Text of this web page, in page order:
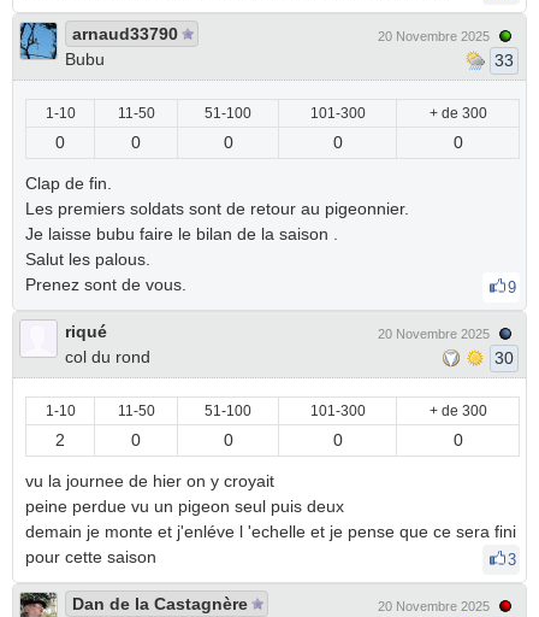
arnaud33790
Bubu
20 Novembre 2025
33
1-10 11-50 51-100 101-300 + de 300
0 0 0 0 0
Clap de fin.
Les premiers soldats sont de retour au pigeonnier.
Je laisse bubu faire le bilan de la saison .
Salut les palous.
Prenez sont de vous.
9
riqué
col du rond
20 Novembre 2025
30
1-10 11-50 51-100 101-300 + de 300
2 0 0 0 0
vu la journee de hier on y croyait
peine perdue vu un pigeon seul puis deux
demain je monte et j'enléve l 'echelle et je pense que ce sera fini
pour cette saison
3
Dan de la Castagnère
20 Novembre 2025